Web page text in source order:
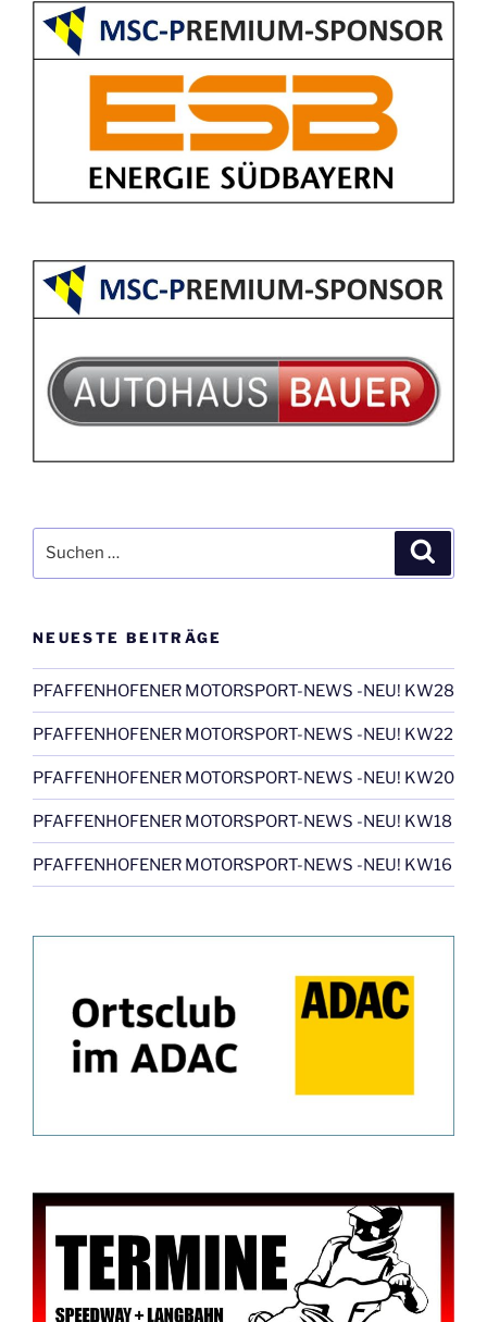
nach:
NEUESTE BEITRÄGE
PFAFFENHOFENER MOTORSPORT-NEWS -NEU! KW28
PFAFFENHOFENER MOTORSPORT-NEWS -NEU! KW22
PFAFFENHOFENER MOTORSPORT-NEWS -NEU! KW20
PFAFFENHOFENER MOTORSPORT-NEWS -NEU! KW18
PFAFFENHOFENER MOTORSPORT-NEWS -NEU! KW16